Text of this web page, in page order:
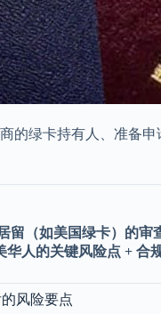
的绿卡持有人、准备申
留（如美国绿卡）的审
华人的关键风险点 + 合
风险要点